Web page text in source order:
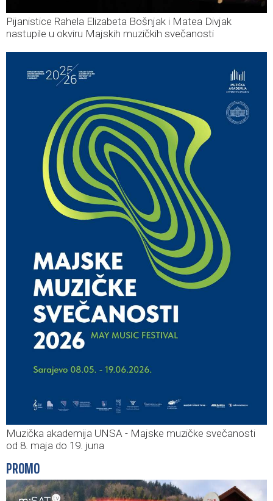
Pijanistice Rahela Elizabeta Bošnjak i Matea Divjak
nastupile u okviru Majskih muzičkih svečanosti
Muzička akademija UNSA - Majske muzičke svečanosti
od 8. maja do 19. juna
PROMO